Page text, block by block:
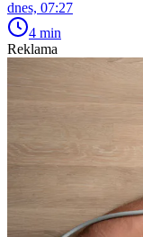
dnes, 07:27
4 min
Reklama